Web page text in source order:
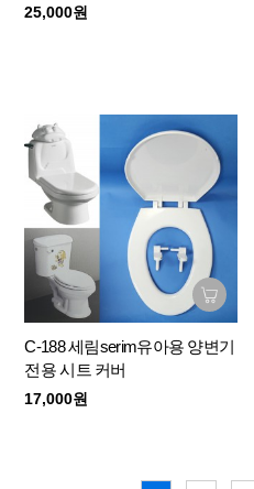
25,000원
C-188 세림serim유아용 양변기
전용 시트 커버
17,000원